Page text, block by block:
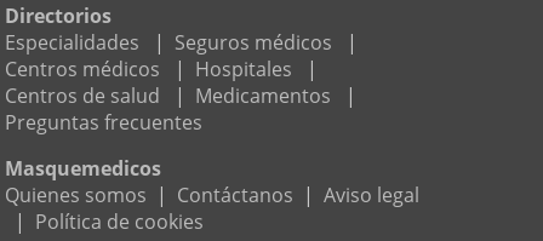
Directorios
Especialidades
| Seguros médicos
|
Centros médicos
| Hospitales
|
Centros de salud
| Medicamentos
|
Preguntas frecuentes
Masquemedicos
Quienes somos | Contáctanos | Aviso legal
| Política de cookies